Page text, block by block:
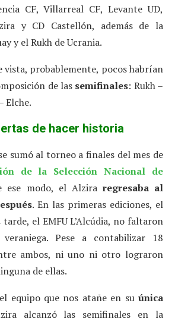
CF, Villarreal CF, Levante UD,
y CD Castellón, además de la
y el Rukh de Ucrania.
probablemente, pocos habrían
de las semifinales: Rukh –
Elche.
de hacer historia
sumó al torneo a finales del mes de
de la Selección Nacional de
ese modo, el Alzira regresaba al
. En las primeras ediciones, el
tarde, el EMFU L’Alcúdia, no faltaron
Pese a contabilizar 18
ambos, ni uno ni otro lograron
de ellas.
equipo que nos atañe en su única
alcanzó las semifinales en la